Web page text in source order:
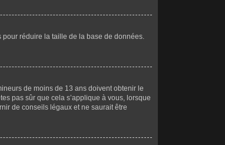
pour réduire la taille de la base de données.
de moins de 13 ans doivent obtenir le
pas sûr que cela s’applique à vous, lorsque
de conseils légaux et ne saurait être